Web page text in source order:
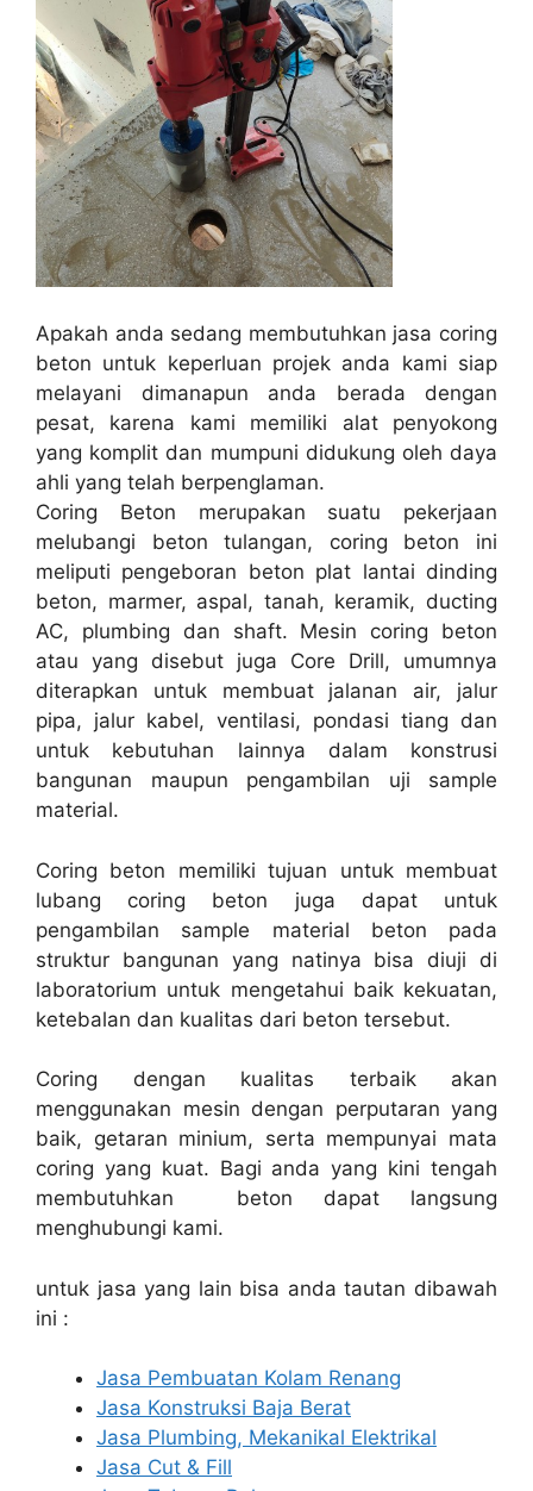
Apakah anda sedang membutuhkan jasa coring
beton untuk keperluan projek anda kami siap
melayani dimanapun anda berada dengan
pesat, karena kami memiliki alat penyokong
yang komplit dan mumpuni didukung oleh daya
ahli yang telah berpenglaman.
Coring Beton merupakan suatu pekerjaan
melubangi beton tulangan, coring beton ini
meliputi pengeboran beton plat lantai dinding
beton, marmer, aspal, tanah, keramik, ducting
AC, plumbing dan shaft. Mesin coring beton
atau yang disebut juga Core Drill, umumnya
diterapkan untuk membuat jalanan air, jalur
pipa, jalur kabel, ventilasi, pondasi tiang dan
untuk kebutuhan lainnya dalam konstrusi
bangunan maupun pengambilan uji sample
material.
Coring beton memiliki tujuan untuk membuat
lubang coring beton juga dapat untuk
pengambilan sample material beton pada
struktur bangunan yang natinya bisa diuji di
laboratorium untuk mengetahui baik kekuatan,
ketebalan dan kualitas dari beton tersebut.
Coring dengan kualitas terbaik akan
menggunakan mesin dengan perputaran yang
baik, getaran minium, serta mempunyai mata
coring yang kuat. Bagi anda yang kini tengah
membutuhkan beton dapat langsung
menghubungi kami.
untuk jasa yang lain bisa anda tautan dibawah
ini :
Jasa Pembuatan Kolam Renang
Jasa Konstruksi Baja Berat
Jasa Plumbing, Mekanikal Elektrikal
Jasa Cut & Fill